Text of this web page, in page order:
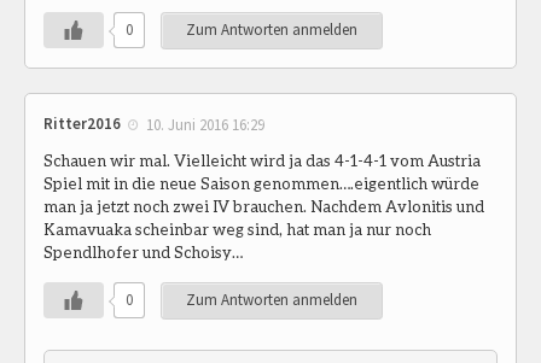
0 Zum Antworten anmelden
Ritter2016 10. Juni 2016 16:29
Schauen wir mal. Vielleicht wird ja das 4-1-4-1 vom Austria
Spiel mit in die neue Saison genommen….eigentlich würde
man ja jetzt noch zwei IV brauchen. Nachdem Avlonitis und
Kamavuaka scheinbar weg sind, hat man ja nur noch
Spendlhofer und Schoisy…
0 Zum Antworten anmelden